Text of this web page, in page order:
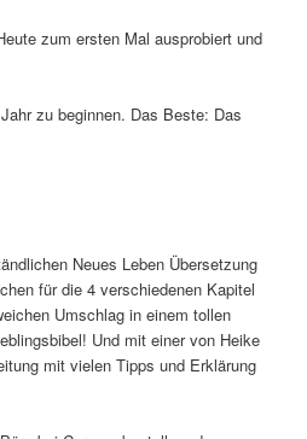
zum ersten Mal ausprobiert und
zu beginnen. Das Beste: Das
Neues Leben Übersetzung
für die 4 verschiedenen Kapitel
Umschlag in einem tollen
Und mit einer von Heike
mit vielen Tipps und Erklärung